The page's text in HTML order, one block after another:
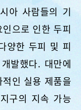
아 사람들의 기
으로 인한 두피
양한 두피 및 피
발했다. 대만에
인 실용 제품을
구의 지속 가능